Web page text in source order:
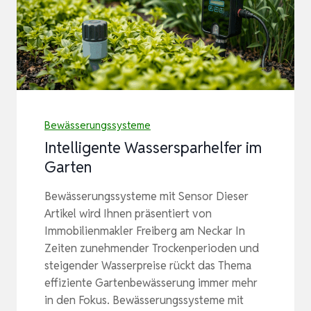
Bewässerungssysteme
Intelligente Wassersparhelfer im
Garten
Bewässerungssysteme mit Sensor Dieser
Artikel wird Ihnen präsentiert von
Immobilienmakler Freiberg am Neckar In
Zeiten zunehmender Trockenperioden und
steigender Wasserpreise rückt das Thema
effiziente Gartenbewässerung immer mehr
in den Fokus. Bewässerungssysteme mit